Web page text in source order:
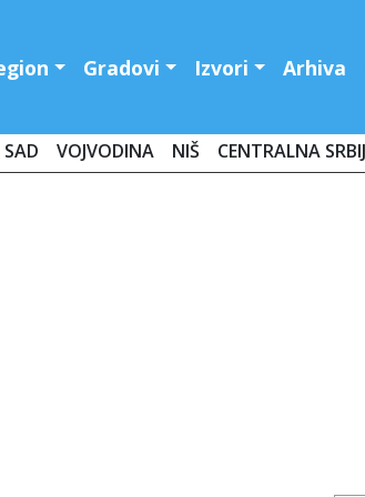
Gradovi Izvori Arhiva
VOJVODINA NIŠ CENTRALNA